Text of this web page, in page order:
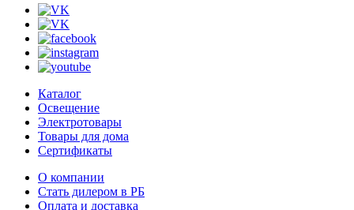
Каталог
Освещение
Электротовары
Товары для дома
Сертификаты
О компании
Стать дилером в РБ
Оплата и доставка